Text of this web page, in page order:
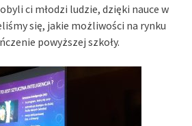
ci młodzi ludzie, dzięki nauce w
się, jakie możliwości na rynku
powyższej szkoły.